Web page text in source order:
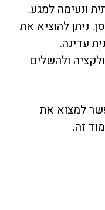
ניתן להוציא את
עדינה.
ולהשלים
למצוא את
זה.